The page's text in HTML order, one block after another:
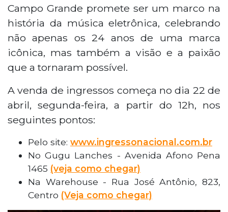
Campo Grande promete ser um marco na
história da música eletrônica, celebrando
não apenas os 24 anos de uma marca
icônica, mas também a visão e a paixão
que a tornaram possível.
A venda de ingressos começa no dia 22 de
abril, segunda-feira, a partir do 12h, nos
seguintes pontos:
Pelo site: www.ingressonacional.com.br
No Gugu Lanches - Avenida Afono Pena
1465 (veja como chegar)
Na Warehouse - Rua José Antônio, 823,
Centro (Veja como chegar)